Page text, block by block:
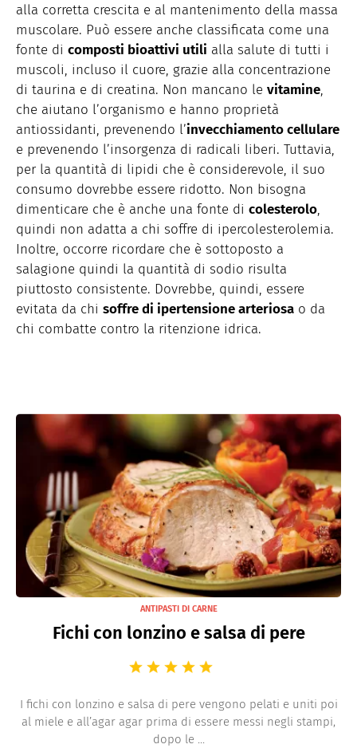
alla corretta crescita e al mantenimento della massa
muscolare. Può essere anche classificata come una
fonte di composti bioattivi utili alla salute di tutti i
muscoli, incluso il cuore, grazie alla concentrazione
di taurina e di creatina. Non mancano le vitamine,
che aiutano l’organismo e hanno proprietà
antiossidanti, prevenendo l’invecchiamento cellulare
e prevenendo l’insorgenza di radicali liberi. Tuttavia,
per la quantità di lipidi che è considerevole, il suo
consumo dovrebbe essere ridotto. Non bisogna
dimenticare che è anche una fonte di colesterolo,
quindi non adatta a chi soffre di ipercolesterolemia.
Inoltre, occorre ricordare che è sottoposto a
salagione quindi la quantità di sodio risulta
piuttosto consistente. Dovrebbe, quindi, essere
evitata da chi soffre di ipertensione arteriosa o da
chi combatte contro la ritenzione idrica.
ANTIPASTI DI CARNE
Fichi con lonzino e salsa di pere
I fichi con lonzino e salsa di pere vengono pelati e uniti poi
al miele e all’agar agar prima di essere messi negli stampi,
dopo le ...